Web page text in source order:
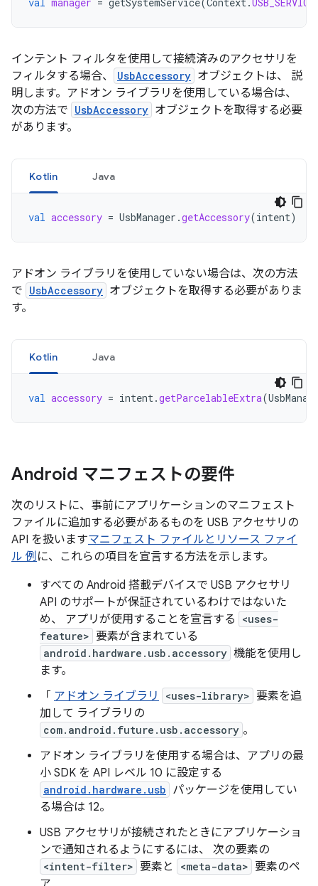
インテント フィルタを使用して接続済みのアクセサリを
フィルタする場合、
UsbAccessory オブジェクトは、 説
明します。アドオン ライブラリを使用している場合は、
次の方法で UsbAccessory オブジェクトを取得する必要
があります。
Kotlin Java
val accessory = UsbManager .getAccessory(intent)
アドオン ライブラリを使用していない場合は、次の方法
で UsbAccessory オブジェクトを取得する必要がありま
す。
Kotlin Java
val accessory = intent.getParcelableExtra(
Android マニフェストの要件
次のリストに、事前にアプリケーションのマニフェスト
ファイルに追加する必要があるものを USB アクセサリの
API を扱いますマニフェスト ファイルとリソース ファイ
ル 例 に、これらの項目を宣言する方法を示します。
すべての Android 搭載デバイスで USB アクセサリ
API のサポートが保証されているわけではないた
め、 アプリが使用することを宣言する
<uses-
feature> 要素が含まれている
android.hardware.usb.accessory 機能を使用し
ます。
「 アドオン ライブラリ <uses-library> 要素を追
加して ライブラリの
com.android.future.usb.accessory 。
アドオン ライブラリを使用する場合は、アプリの最
小 SDK を API レベル 10 に設定する
android.hardware.usb パッケージを使用してい
る場合は 12。
USB アクセサリが接続されたときにアプリケーショ
ンで通知されるようにするには、 次の要素の
<intent-filter> 要素と <meta-data> 要素のペ